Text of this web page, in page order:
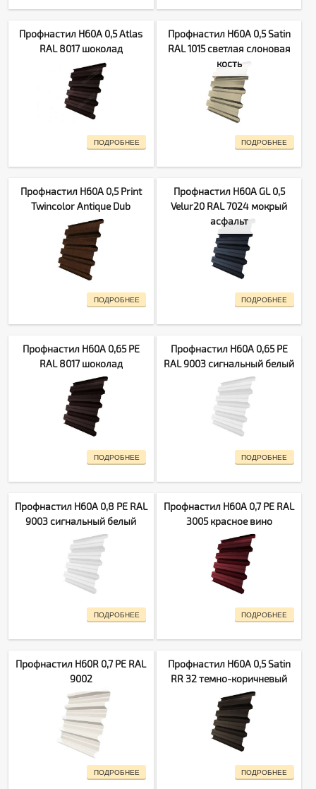
Профнастил H60A 0,5 Atlas
RAL 8017 шоколад
ПОДРОБНЕЕ
Профнастил H60A 0,5 Satin
RAL 1015 светлая слоновая
кость
ПОДРОБНЕЕ
Профнастил H60A 0,5 Print
Twincolor Antique Dub
ПОДРОБНЕЕ
Профнастил H60A GL 0,5
Velur20 RAL 7024 мокрый
асфальт
ПОДРОБНЕЕ
Профнастил H60A 0,65 PE
RAL 8017 шоколад
ПОДРОБНЕЕ
Профнастил H60A 0,65 PE
RAL 9003 сигнальный белый
ПОДРОБНЕЕ
Профнастил H60A 0,8 PE RAL
9003 сигнальный белый
ПОДРОБНЕЕ
Профнастил H60A 0,7 PE RAL
3005 красное вино
ПОДРОБНЕЕ
Профнастил H60R 0,7 PE RAL
9002
ПОДРОБНЕЕ
Профнастил H60A 0,5 Satin
RR 32 темно-коричневый
ПОДРОБНЕЕ